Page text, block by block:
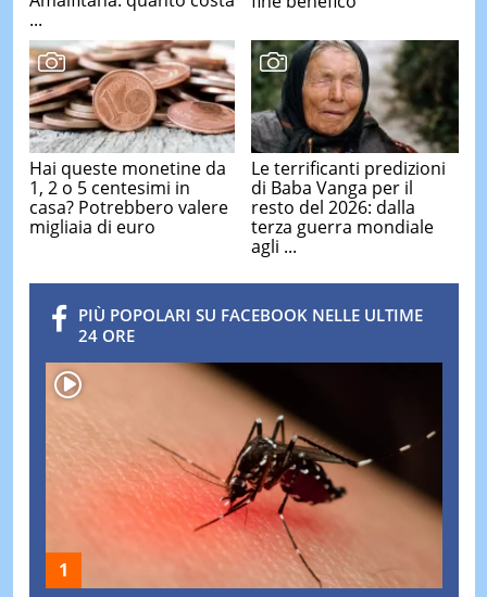
...
Hai queste monetine da
1, 2 o 5 centesimi in
casa? Potrebbero valere
migliaia di euro
Le terrificanti predizioni
di Baba Vanga per il
resto del 2026: dalla
terza guerra mondiale
agli ...
PIÙ POPOLARI SU FACEBOOK NELLE ULTIME
24 ORE